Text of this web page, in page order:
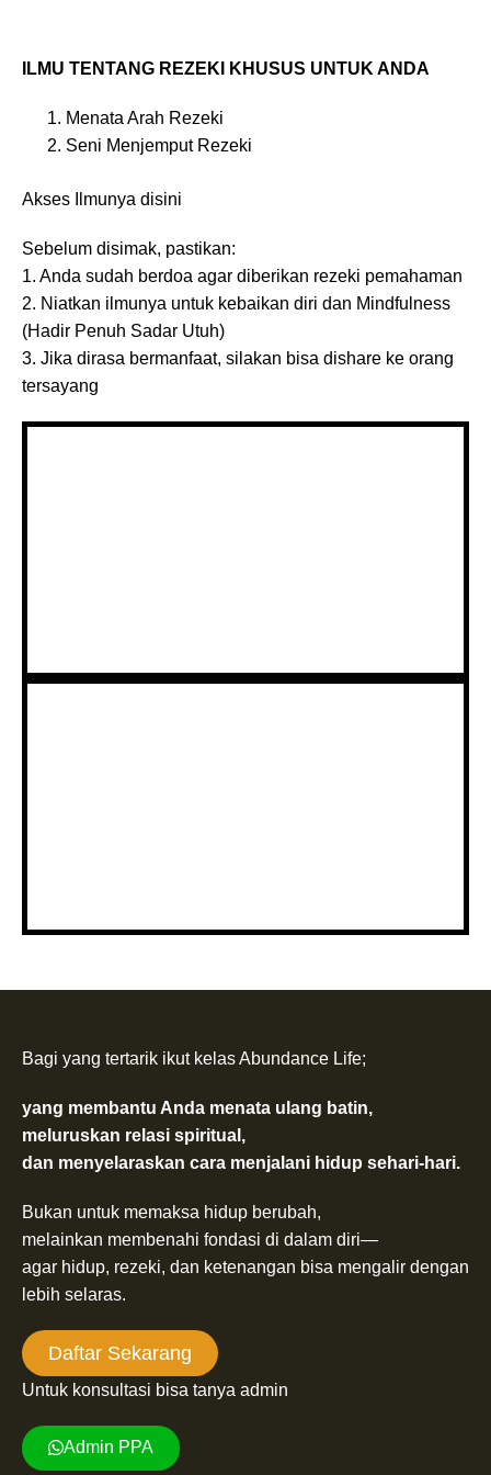
ILMU TENTANG REZEKI KHUSUS UNTUK ANDA
Menata Arah Rezeki
Seni Menjemput Rezeki
Akses Ilmunya disini
Sebelum disimak, pastikan:
1. Anda sudah berdoa agar diberikan rezeki pemahaman
2. Niatkan ilmunya untuk kebaikan diri dan Mindfulness
(Hadir Penuh Sadar Utuh)
3. Jika dirasa bermanfaat, silakan bisa dishare ke orang
tersayang
Bagi yang tertarik ikut kelas Abundance Life;
yang membantu Anda menata ulang batin,
meluruskan relasi spiritual,
dan menyelaraskan cara menjalani hidup sehari-hari.
Bukan untuk memaksa hidup berubah,
melainkan membenahi fondasi di dalam diri—
agar hidup, rezeki, dan ketenangan bisa mengalir dengan
lebih selaras.
Daftar Sekarang
Untuk konsultasi bisa tanya admin
Admin PPA